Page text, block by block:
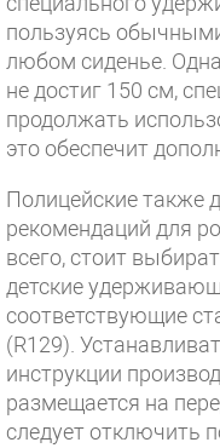
пользуясь
любом сиденье.
не достиг 150 см,
продолжать
это обеспечит
Полицейские также
рекомендаций для
всего, стоит
детские
соответствующие
(R129).
инструкции
размещается на
следует отключить